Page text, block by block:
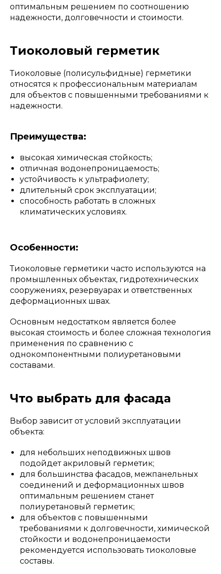
оптимальным решением по соотношению
надежности, долговечности и стоимости.
Тиоколовый герметик
Тиоколовые (полисульфидные) герметики
относятся к профессиональным материалам
для объектов с повышенными требованиями к
надежности.
Преимущества:
высокая химическая стойкость;
отличная водонепроницаемость;
устойчивость к ультрафиолету;
длительный срок эксплуатации;
способность работать в сложных
климатических условиях.
Особенности:
Тиоколовые герметики часто используются на
промышленных объектах, гидротехнических
сооружениях, резервуарах и ответственных
деформационных швах.
Основным недостатком является более
высокая стоимость и более сложная технология
применения по сравнению с
однокомпонентными полиуретановыми
составами.
Что выбрать для фасада
Выбор зависит от условий эксплуатации
объекта:
для небольших неподвижных швов
подойдет акриловый герметик;
для большинства фасадов, межпанельных
соединений и деформационных швов
оптимальным решением станет
полиуретановый герметик;
для объектов с повышенными
требованиями к долговечности, химической
стойкости и водонепроницаемости
рекомендуется использовать тиоколовые
составы.